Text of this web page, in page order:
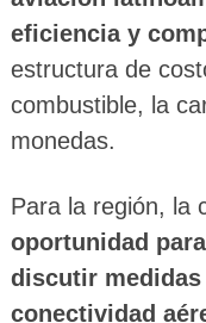
eficiencia y
estructura de
combustible, la
monedas.
Para la región, la
oportunidad
discutir
conectividad